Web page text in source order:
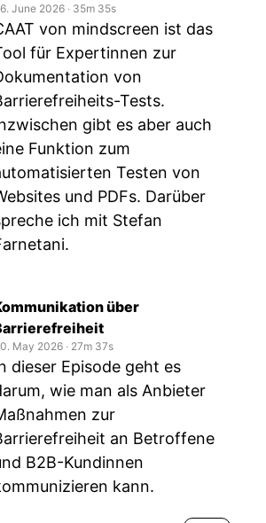
June 2026 ‧ 35m 35s
von mindscreen ist das
für Expertinnen zur
von
Tests.
gibt es aber auch
Funktion zum
Testen von
und PDFs. Darüber
ich mit Stefan
über
May 2026 ‧ 27m 37s
dieser Episode geht es
wie man als Anbieter
zur
an Betroffene
B2B-Kundinnen
kann.